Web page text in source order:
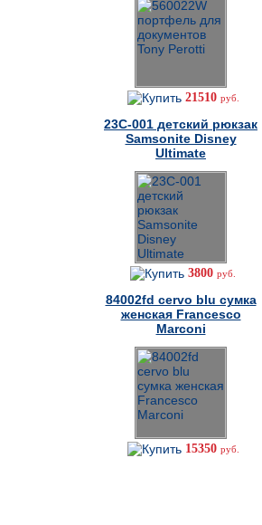
21510 руб.
23C-001 детский рюкзак
Samsonite Disney
Ultimate
3800 руб.
84002fd cervo blu сумка
женская Francesco
Marconi
15350 руб.